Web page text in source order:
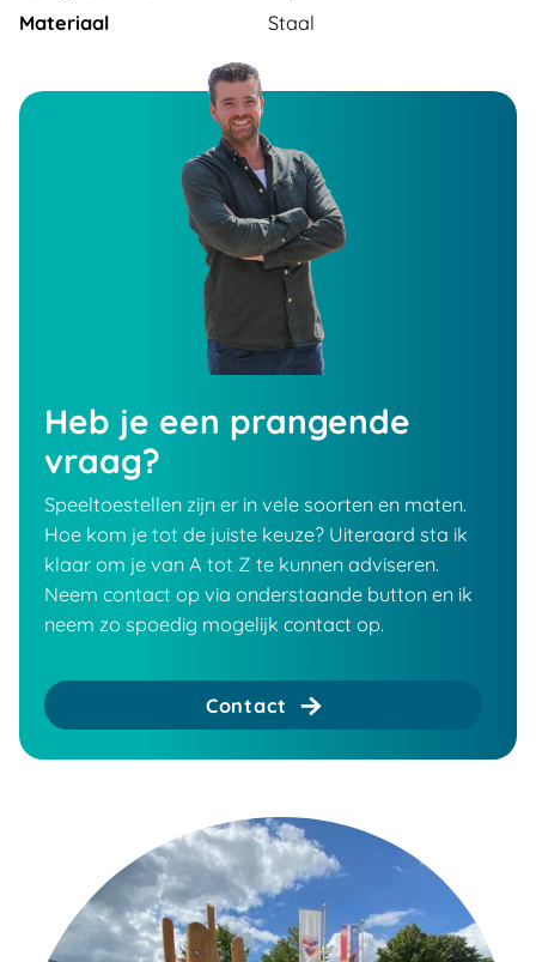
Materiaal
Staal
Heb je een prangende
vraag?
Speeltoestellen zijn er in vele soorten en maten.
Hoe kom je tot de juiste keuze? Uiteraard sta ik
klaar om je van A tot Z te kunnen adviseren.
Neem contact op via onderstaande button en ik
neem zo spoedig mogelijk contact op.
Contact